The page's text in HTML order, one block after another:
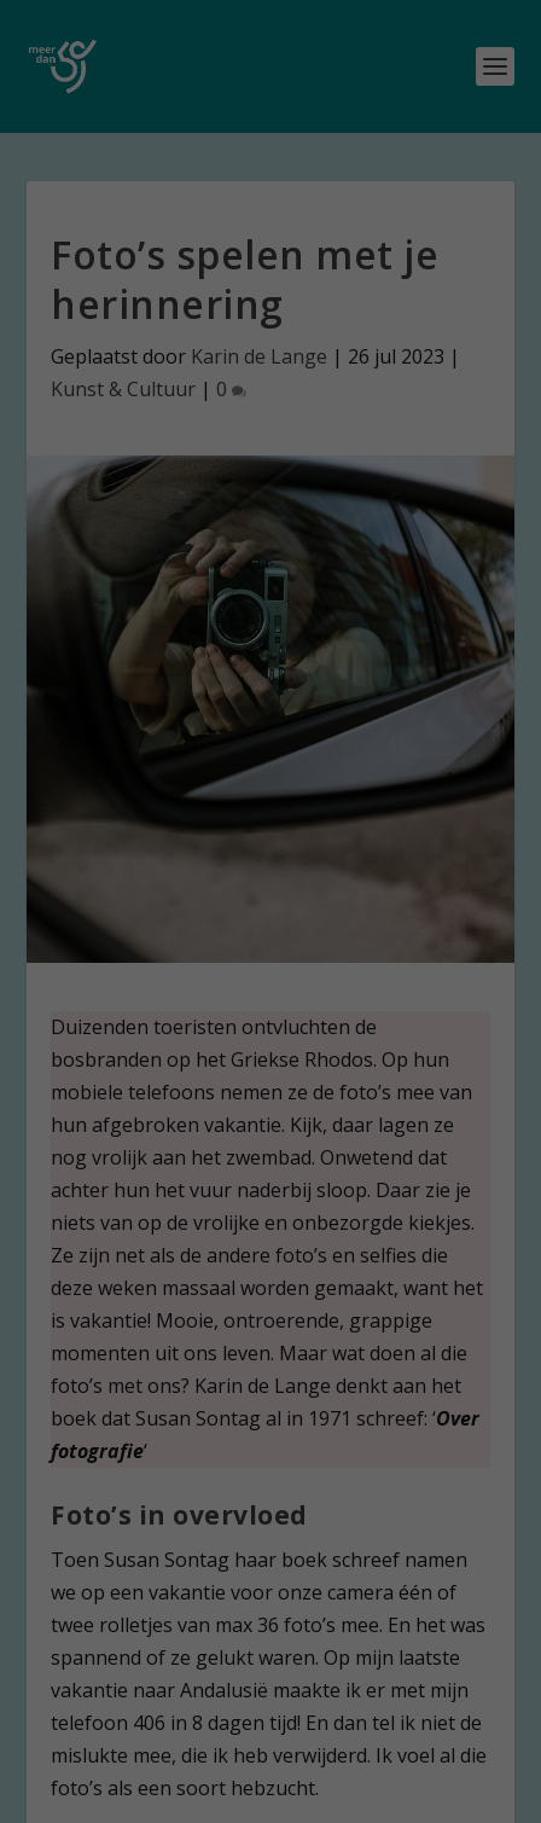
Foto’s spelen met je
herinnering
Geplaatst door Karin de Lange | 26 jul 2023 |
Kunst & Cultuur | 0
Duizenden toeristen ontvluchten de
bosbranden op het Griekse Rhodos. Op hun
mobiele telefoons nemen ze de foto’s mee van
hun afgebroken vakantie. Kijk, daar lagen ze
nog vrolijk aan het zwembad. Onwetend dat
achter hun het vuur naderbij sloop. Daar zie je
niets van op de vrolijke en onbezorgde kiekjes.
Ze zijn net als de andere foto’s en selfies die
deze weken massaal worden gemaakt, want het
is vakantie! Mooie, ontroerende, grappige
momenten uit ons leven. Maar wat doen al die
foto’s met ons? Karin de Lange denkt aan het
boek dat Susan Sontag al in 1971 schreef: ‘Over
fotografie‘
Foto’s in overvloed
Toen Susan Sontag haar boek schreef namen
we op een vakantie voor onze camera één of
twee rolletjes van max 36 foto’s mee. En het was
spannend of ze gelukt waren. Op mijn laatste
vakantie naar Andalusië maakte ik er met mijn
telefoon 406 in 8 dagen tijd! En dan tel ik niet de
mislukte mee, die ik heb verwijderd. Ik voel al die
foto’s als een soort hebzucht.